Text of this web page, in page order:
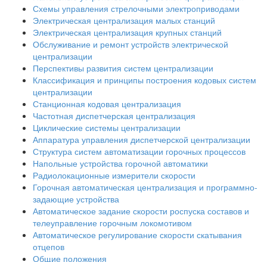
Схемы управления стрелочными электроприводами
Электрическая централизация малых станций
Электрическая централизация крупных станций
Обслуживание и ремонт устройств электрической
централизации
Перспективы развития систем централизации
Классификация и принципы построения кодовых систем
централизации
Станционная кодовая централизация
Частотная диспетчерская централизация
Циклические системы централизации
Аппаратура управления диспетчерской централизации
Структура систем автоматизации горочных процессов
Напольные устройства горочной автоматики
Радиолокационные измерители скорости
Горочная автоматическая централизация и программно-
задающие устройства
Автоматическое задание скорости роспуска составов и
телеуправление горочным локомотивом
Автоматическое регулирование скорости скатывания
отцепов
Общие положения